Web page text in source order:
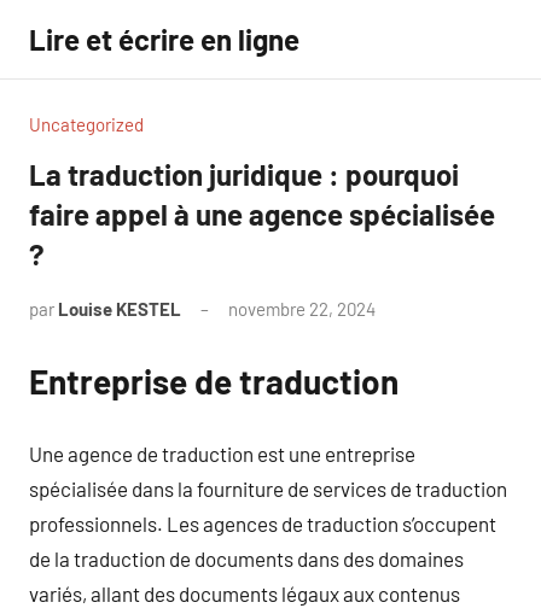
contenu
Lire et écrire en ligne
Uncategorized
La traduction juridique : pourquoi
faire appel à une agence spécialisée
?
par Louise KESTEL novembre 22, 2024
Entreprise de traduction
Une agence de traduction est une entreprise
spécialisée dans la fourniture de services de traduction
professionnels. Les agences de traduction s’occupent
de la traduction de documents dans des domaines
variés, allant des documents légaux aux contenus